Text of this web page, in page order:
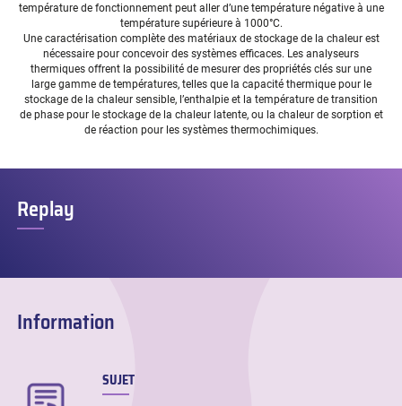
température de fonctionnement peut aller d’une température négative à une
température supérieure à 1000°C.
Une caractérisation complète des matériaux de stockage de la chaleur est
nécessaire pour concevoir des systèmes efficaces. Les analyseurs
thermiques offrent la possibilité de mesurer des propriétés clés sur une
large gamme de températures, telles que la capacité thermique pour le
stockage de la chaleur sensible, l’enthalpie et la température de transition
de phase pour le stockage de la chaleur latente, ou la chaleur de sorption et
de réaction pour les systèmes thermochimiques.
Replay
Information
SUJET